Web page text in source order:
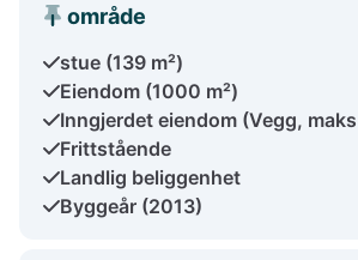
område
stue (139 m²)
Eiendom (1000 m²)
Inngjerdet eiendom (Vegg,
Frittstående
Landlig beliggenhet
Byggeår (2013)